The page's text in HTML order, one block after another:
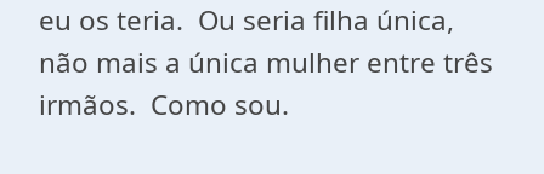
eu os teria. Ou seria filha única,
não mais a única mulher entre três
irmãos. Como sou.